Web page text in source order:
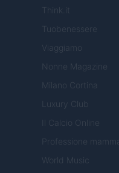
Think.it
Tuobenessere
Viaggiamo
Nonne Magazine
Milano Cortina
Luxury Club
Il Calcio Online
Professione mamma
World Music